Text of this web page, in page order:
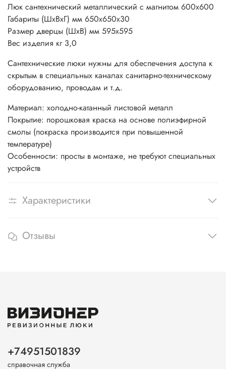
Люк сантехнический металлический с магнитом 600х600
Габариты (ШхВхГ) мм 650х650х30
Размер дверцы (ШхВ) мм 595х595
Вес изделия кг 3,0
Сантехнические люки нужны для обеспечения доступа к
скрытым в специальных каналах санитарно-техническому
оборудованию, проводам и т.д.
Материал: холодно-катанный листовой металл
Покрытие: порошковая краска на основе полиэфирной
смолы (покраска производится при повышенной
температуре)
Особенности: просты в монтаже, не требуют специальных
устройств
Характеристики
Отзывы
+74951501839
справочная служба